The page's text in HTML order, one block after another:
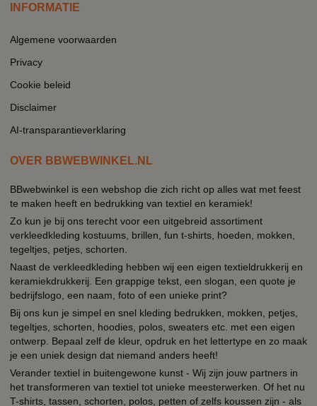
INFORMATIE
Algemene voorwaarden
Privacy
Cookie beleid
Disclaimer
AI-transparantieverklaring
OVER BBWEBWINKEL.NL
BBwebwinkel is een webshop die zich richt op alles wat met feest
te maken heeft en bedrukking van textiel en keramiek!
Zo kun je bij ons terecht voor een uitgebreid assortiment
verkleedkleding kostuums, brillen, fun t-shirts, hoeden, mokken,
tegeltjes, petjes, schorten.
Naast de verkleedkleding hebben wij een eigen textieldrukkerij en
keramiekdrukkerij. Een grappige tekst, een slogan, een quote je
bedrijfslogo, een naam, foto of een unieke print?
Bij ons kun je simpel en snel kleding bedrukken, mokken, petjes,
tegeltjes, schorten, hoodies, polos, sweaters etc. met een eigen
ontwerp. Bepaal zelf de kleur, opdruk en het lettertype en zo maak
je een uniek design dat niemand anders heeft!
Verander textiel in buitengewone kunst - Wij zijn jouw partners in
het transformeren van textiel tot unieke meesterwerken. Of het nu
T-shirts, tassen, schorten, polos, petten of zelfs koussen zijn - als